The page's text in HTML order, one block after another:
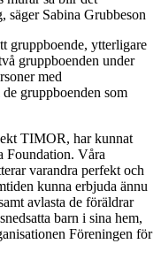
säger Sabina Grubbeson
gruppboende, ytterligare
gruppboenden under
med
gruppboenden som
TIMOR, har kunnat
Foundation. Våra
varandra perfekt och
kunna erbjuda ännu
avlasta de föräldrar
barn i sina hem,
Föreningen för